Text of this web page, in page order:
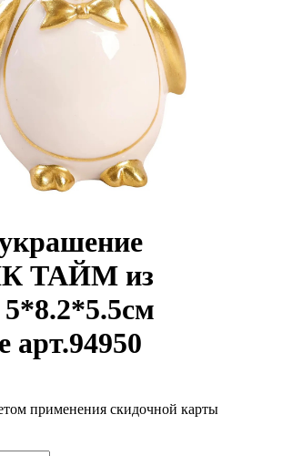
ТАЙМ из
арт.94950
применения скидочной карты